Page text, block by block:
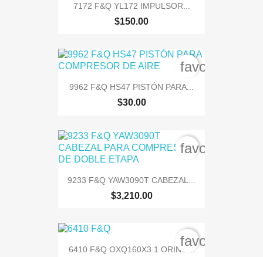
7172 F&Q YL172 IMPULSOR...
$150.00
9962 F&Q HS47 PISTÓN PARA...
$30.00
9233 F&Q YAW3090T CABEZAL...
$3,210.00
6410 F&Q OXQ160X3.1 ORING...